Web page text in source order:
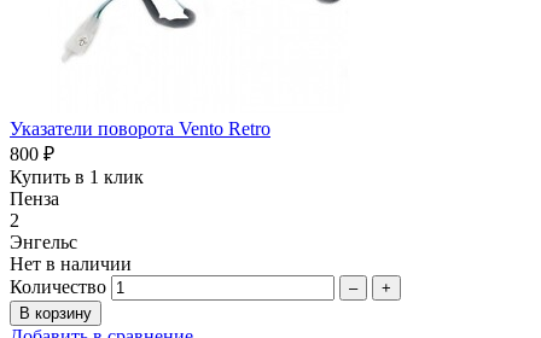
Указатели поворота Vento Retro
800 ₽
Купить в 1 клик
Пенза
2
Энгельс
Нет в наличии
Количество
– +